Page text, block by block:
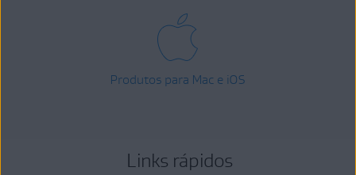
Produtos para Mac e iOS
Links rápidos